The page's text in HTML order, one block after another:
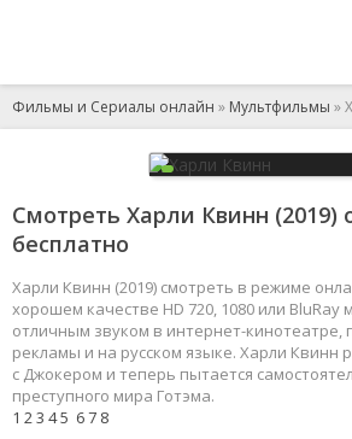
Фильмы и Сериалы онлайн » Мультфильмы »
Смотреть Харли Квинн (2019)
бесплатно
Харли Квинн (2019) смотреть в режиме
хорошем качестве HD 720, 1080 или
отличным звуком в интернет-кинотеатре,
рекламы и на русском языке. Харли Квинн
с Джокером и теперь пытается
преступного мира Готэма.
1 23 45 67 8